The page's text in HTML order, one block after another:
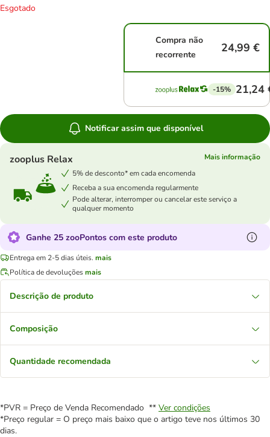
Esgotado
Compra não
recorrente
24,99 €
-15% 21,24
Notificar assim que disponível
zooplus Relax
Mais informação
5% de desconto* em cada encomenda
Receba a sua encomenda regularmente
Pode alterar, interromper ou cancelar este serviço a
qualquer momento
Ganhe 25 zooPontos com este produto
Entrega em 2-5 dias úteis. mais
Política de devoluçõesmais
Descrição de produto
Composição
Quantidade recomendada
*PVR = Preço de Venda Recomendado ** Ver condições
*Preço regular = O preço mais baixo que o artigo teve nos últimos 30
dias.